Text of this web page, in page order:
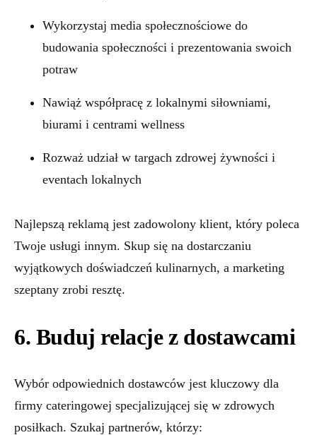
Wykorzystaj media społecznościowe do
budowania społeczności i prezentowania swoich
potraw
Nawiąż współpracę z lokalnymi siłowniami,
biurami i centrami wellness
Rozważ udział w targach zdrowej żywności i
eventach lokalnych
Najlepszą reklamą jest zadowolony klient, który poleca
Twoje usługi innym. Skup się na dostarczaniu
wyjątkowych doświadczeń kulinarnych, a marketing
szeptany zrobi resztę.
6. Buduj relacje z dostawcami
Wybór odpowiednich dostawców jest kluczowy dla
firmy cateringowej specjalizującej się w zdrowych
posiłkach. Szukaj partnerów, którzy: